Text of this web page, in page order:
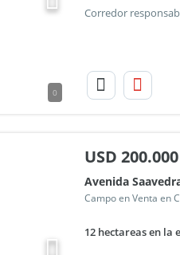
0
USD 200.000
Avenida
Campo en Venta en
12 hectareas en la